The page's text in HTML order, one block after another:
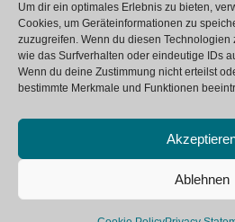
Um dir ein optimales Erlebnis zu bieten,
Cookies, um Geräteinformationen zu
zuzugreifen. Wenn du diesen Technologien
wie das Surfverhalten oder eindeutige IDs
Wenn du deine Zustimmung nicht erteilst
bestimmte Merkmale und Funktionen
Ablehnen
24. June 2024